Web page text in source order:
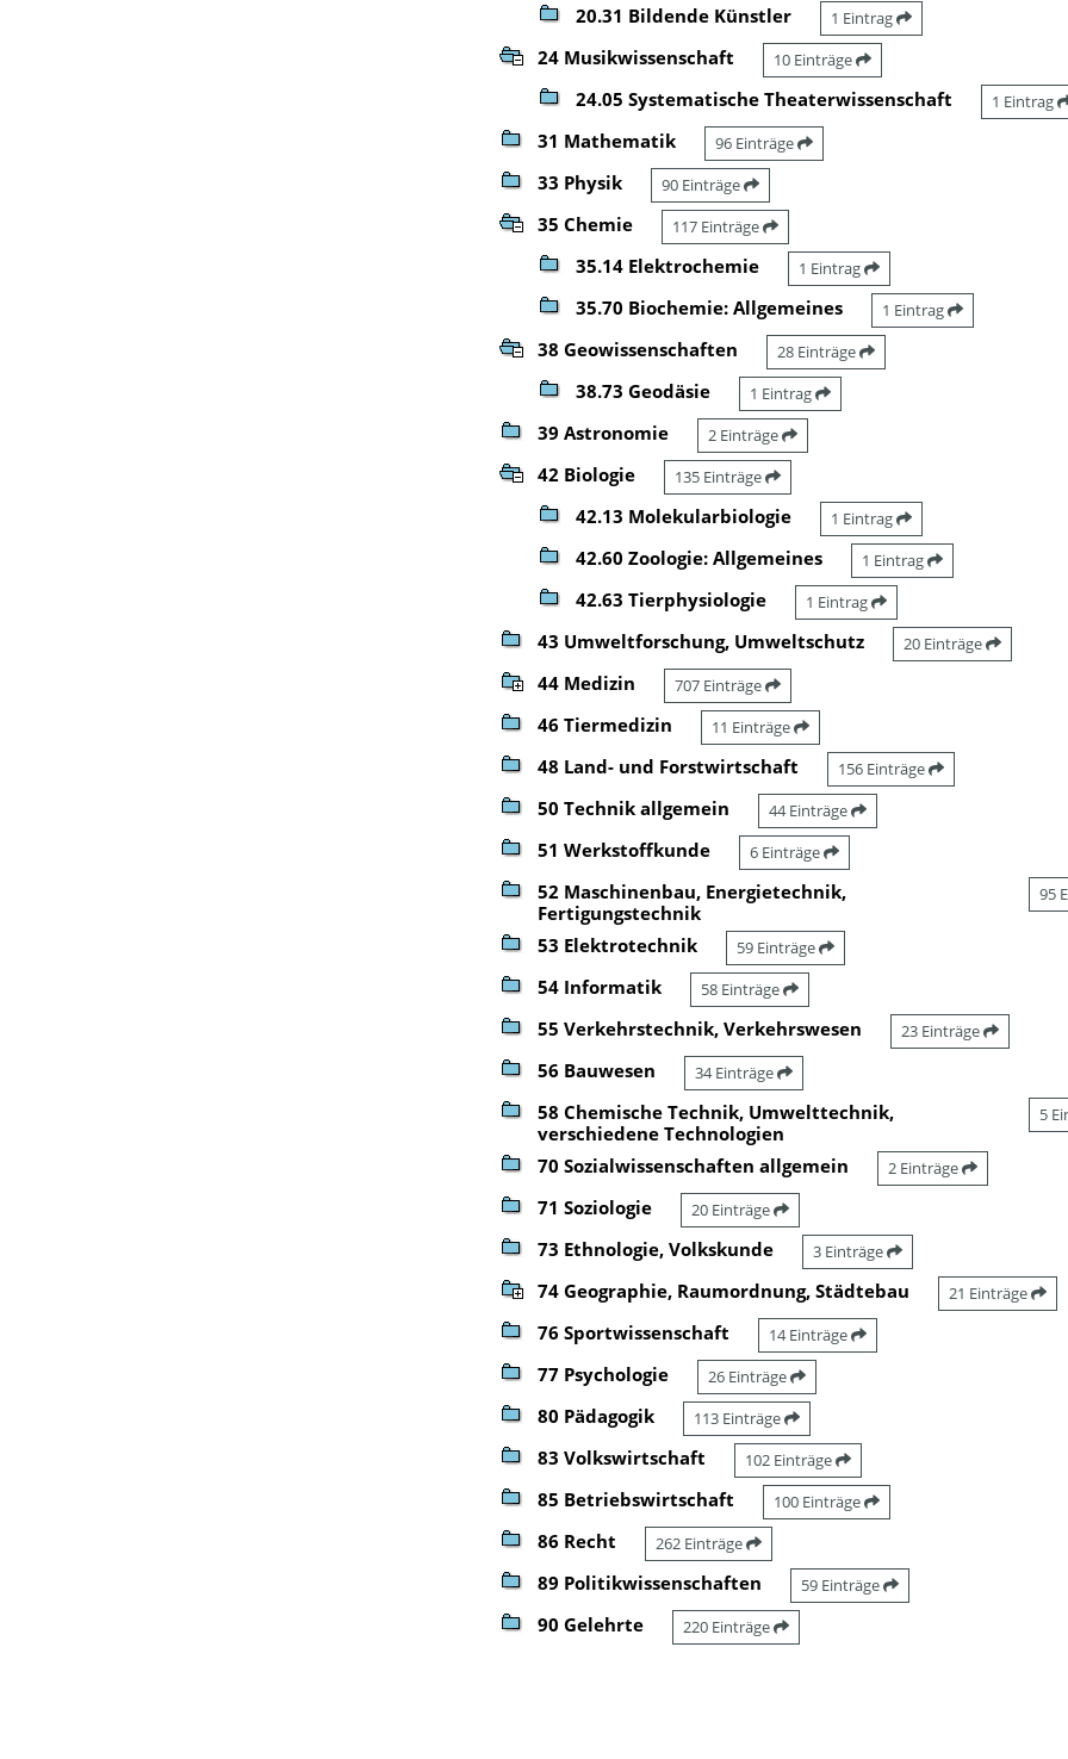
20.31 Bildende Künstler 1 Eintrag
24 Musikwissenschaft 10 Einträge
24.05 Systematische Theaterwissenschaft 1 Eintrag
31 Mathematik 96 Einträge
33 Physik 90 Einträge
35 Chemie 117 Einträge
35.14 Elektrochemie 1 Eintrag
35.70 Biochemie: Allgemeines 1 Eintrag
38 Geowissenschaften 28 Einträge
38.73 Geodäsie 1 Eintrag
39 Astronomie 2 Einträge
42 Biologie 135 Einträge
42.13 Molekularbiologie 1 Eintrag
42.60 Zoologie: Allgemeines 1 Eintrag
42.63 Tierphysiologie 1 Eintrag
43 Umweltforschung, Umweltschutz 20 Einträge
44 Medizin 707 Einträge
46 Tiermedizin 11 Einträge
48 Land- und Forstwirtschaft 156 Einträge
50 Technik allgemein 44 Einträge
51 Werkstoffkunde 6 Einträge
52 Maschinenbau, Energietechnik,
Fertigungstechnik
95
53 Elektrotechnik 59 Einträge
54 Informatik 58 Einträge
55 Verkehrstechnik, Verkehrswesen 23 Einträge
56 Bauwesen 34 Einträge
58 Chemische Technik, Umwelttechnik,
verschiedene Technologien
5
70 Sozialwissenschaften allgemein 2 Einträge
71 Soziologie 20 Einträge
73 Ethnologie, Volkskunde 3 Einträge
74 Geographie, Raumordnung, Städtebau 21 Einträge
76 Sportwissenschaft 14 Einträge
77 Psychologie 26 Einträge
80 Pädagogik 113 Einträge
83 Volkswirtschaft 102 Einträge
85 Betriebswirtschaft 100 Einträge
86 Recht 262 Einträge
89 Politikwissenschaften 59 Einträge
90 Gelehrte 220 Einträge